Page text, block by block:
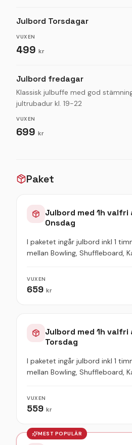
Julbord Torsdagar
VUXEN
499 kr
Julbord fredagar
Klassisk julbuffe med god
jultrubadur kl. 19-22
VUXEN
699 kr
Paket
Julbord med 1h
Onsdag
I paketet ingår julbord inkl 1
mellan Bowling, Shuffleboard,
VUXEN
659 kr
Julbord med 1h
Torsdag
I paketet ingår julbord inkl 1
mellan Bowling, Shuffleboard,
VUXEN
559 kr
MEST POPULÄR